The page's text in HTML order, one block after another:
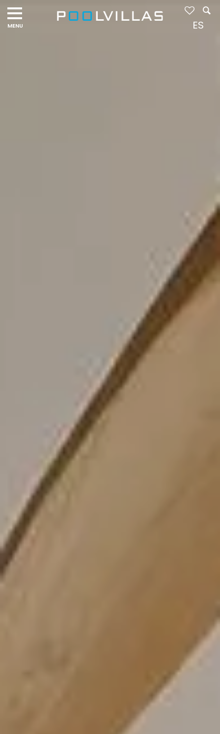
ES
Navigation
menu